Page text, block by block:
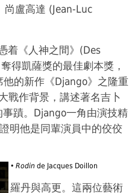
盧高達 (Jean-Luc
着《人神之間》(Des
得凱薩獎的最佳劇本獎，
的新作《Django》之隆重
戰作背景，講述著名吉卜
蹟。Django一角由演技精
明他是同輩演員中的佼佼
• Rodin de Jacques Doillon
羅丹與高更。這兩位藝術